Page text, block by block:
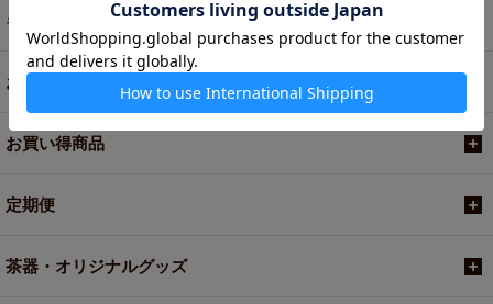
ギフト
お菓子・食品・飲料
お買い得商品
定期便
茶器・オリジナルグッズ